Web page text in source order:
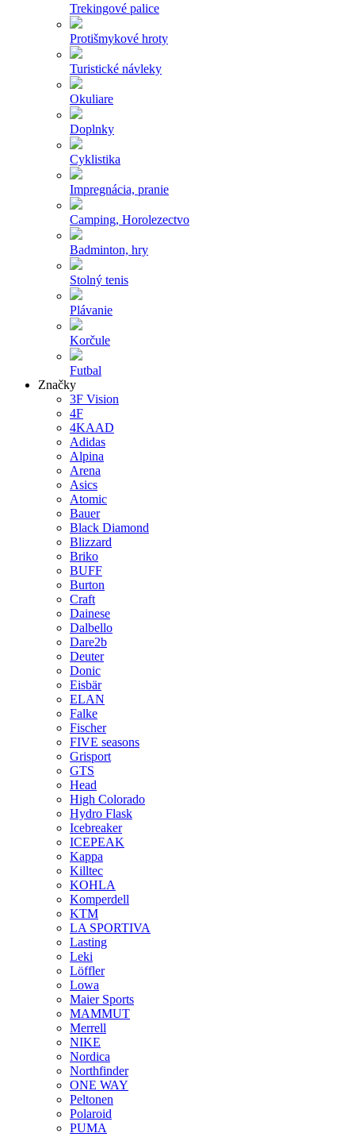
Trekingové palice
Protišmykové hroty
Turistické návleky
Okuliare
Doplnky
Cyklistika
Impregnácia, pranie
Camping, Horolezectvo
Badminton, hry
Stolný tenis
Plávanie
Korčule
Futbal
Značky
3F Vision
4F
4KAAD
Adidas
Alpina
Arena
Asics
Atomic
Bauer
Black Diamond
Blizzard
Briko
BUFF
Burton
Craft
Dainese
Dalbello
Dare2b
Deuter
Donic
Eisbär
ELAN
Falke
Fischer
FIVE seasons
Grisport
GTS
Head
High Colorado
Hydro Flask
Icebreaker
ICEPEAK
Kappa
Killtec
KOHLA
Komperdell
KTM
LA SPORTIVA
Lasting
Leki
Löffler
Lowa
Maier Sports
MAMMUT
Merrell
NIKE
Nordica
Northfinder
ONE WAY
Peltonen
Polaroid
PUMA